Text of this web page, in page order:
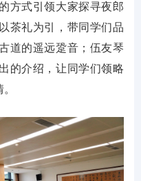
方式引领大家探寻夜郎
茶礼为引，带同学们品
道的遥远跫音；伍友琴
的介绍，让同学们领略